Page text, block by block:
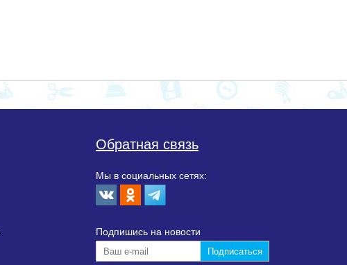
Обратная связь
Мы в социальных сетях:
Подпишиcь на новости